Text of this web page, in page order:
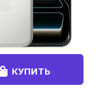
КУПИТЬ